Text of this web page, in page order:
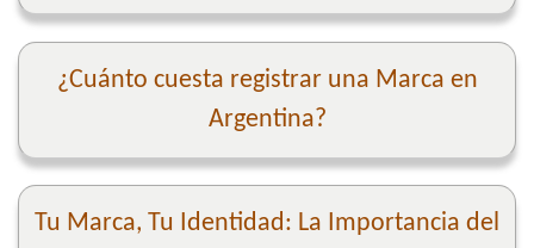
¿Cuánto cuesta registrar una Marca en
Argentina?
Tu Marca, Tu Identidad: La Importancia del